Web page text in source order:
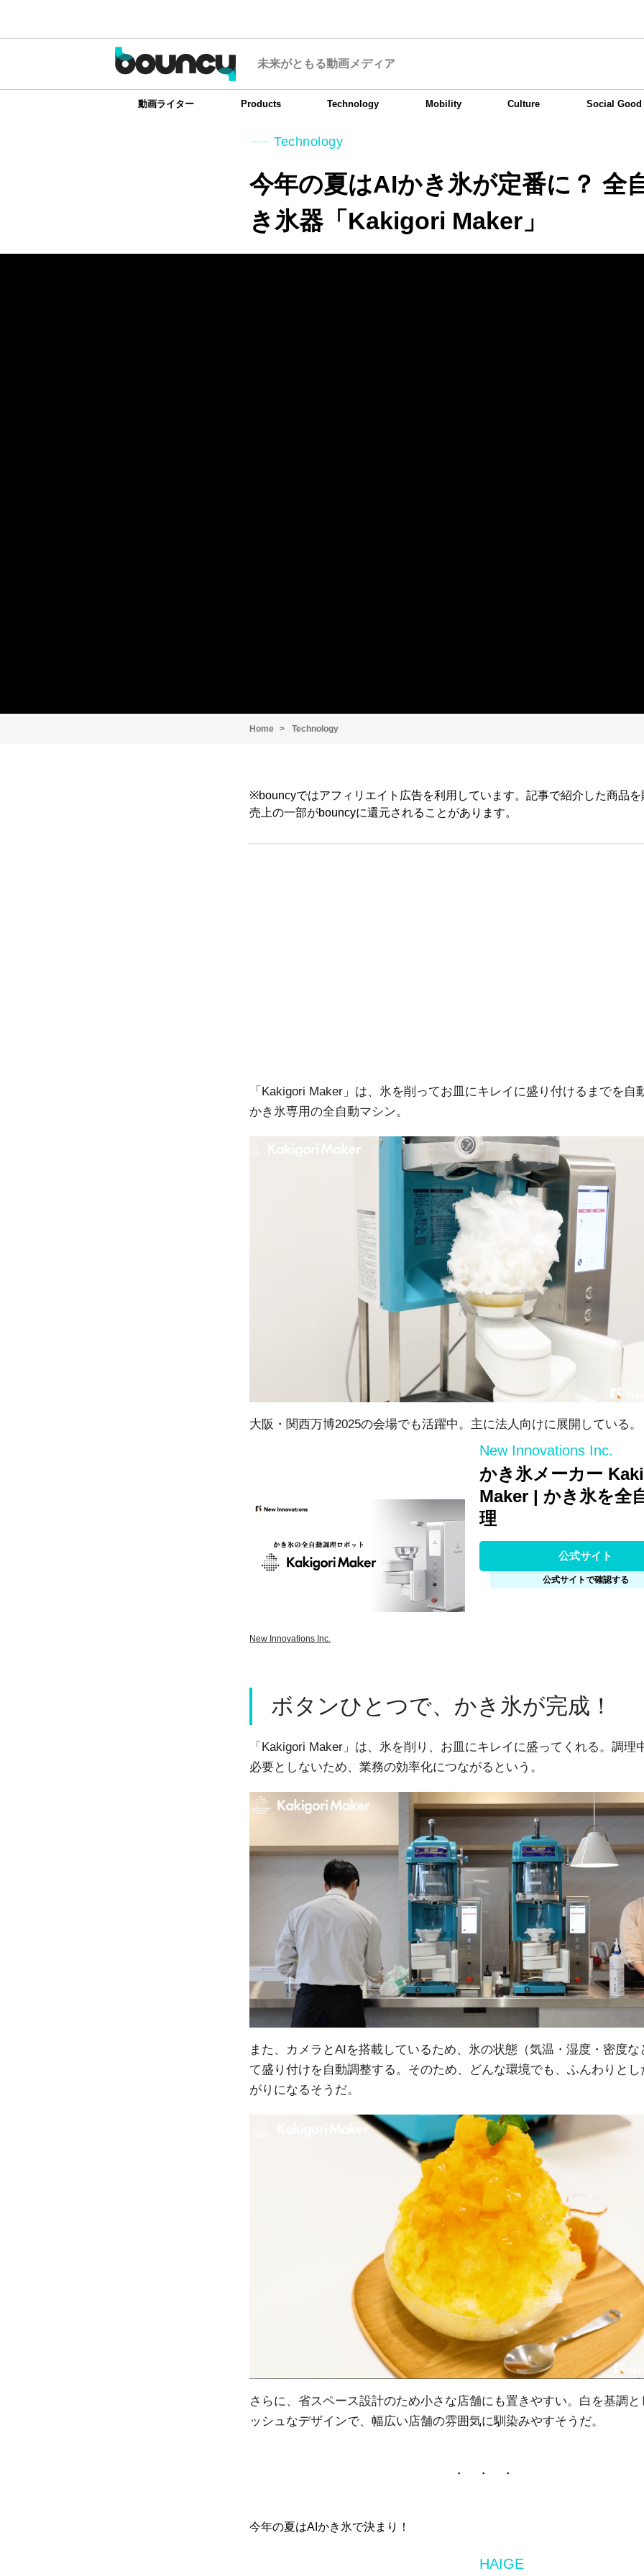
未来がともる動画メディア
動画ライター Products Technology Mobility Culture Social Good
Technology
今年の夏はAIかき氷が定番に？ 全
き氷器「Kakigori Maker」
Home Technology
※bouncyではアフィリエイト広告を利用しています。記事で紹介した商品を
売上の一部がbouncyに還元されることがあります。
「Kakigori Maker」は、氷を削ってお皿にキレイに盛り付けるまでを自
かき氷専用の全自動マシン。
大阪・関西万博2025の会場でも活躍中。主に法人向けに展開している。
New Innovations Inc.
New Innovations Inc.
かき氷メーカー
Maker | かき氷を全
理
公式サイト
公式サイトで確認する
ボタンひとつで、かき氷が完成！
「Kakigori Maker」は、氷を削り、お皿にキレイに盛ってくれる。調理
必要としないため、業務の効率化につながるという。
また、カメラとAIを搭載しているため、氷の状態（気温・湿度・密度な
て盛り付けを自動調整する。そのため、どんな環境でも、ふんわりとし
がりになるそうだ。
さらに、省スペース設計のため小さな店舗にも置きやすい。白を基調と
ッシュなデザインで、幅広い店舗の雰囲気に馴染みやすそうだ。
・ ・ ・
今年の夏はAIかき氷で決まり！
HAIGE